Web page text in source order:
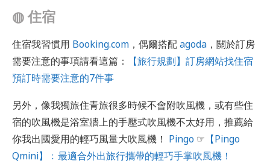
◍住宿
住宿我習慣用 Booking.com ，偶爾搭配agoda ，關於訂房
需要注意的事項請看這篇：
【旅行規劃】訂房網站找住宿
預訂時需要注意的7件事
另外，像我獨旅住青旅很多時候不會附吹風機，或有些住
宿的吹風機是浴室牆上的手壓式吹風機不太好用，推薦給
你我出國愛用的輕巧風量大吹風機！ Pingo ☞ 【Pingo
Qmini】﹕最適合外出旅行攜帶的輕巧手掌吹風機！